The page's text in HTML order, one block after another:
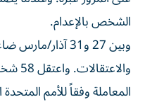
الشخص بالإعدام.
وبين 27 و31